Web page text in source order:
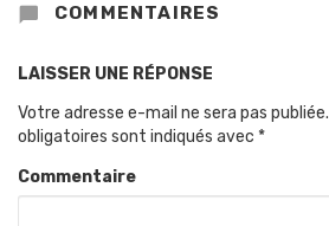
COMMENTAIRES
LAISSER UNE RÉPONSE
Votre adresse e-mail ne sera pas publiée.
obligatoires sont indiqués avec *
Commentaire